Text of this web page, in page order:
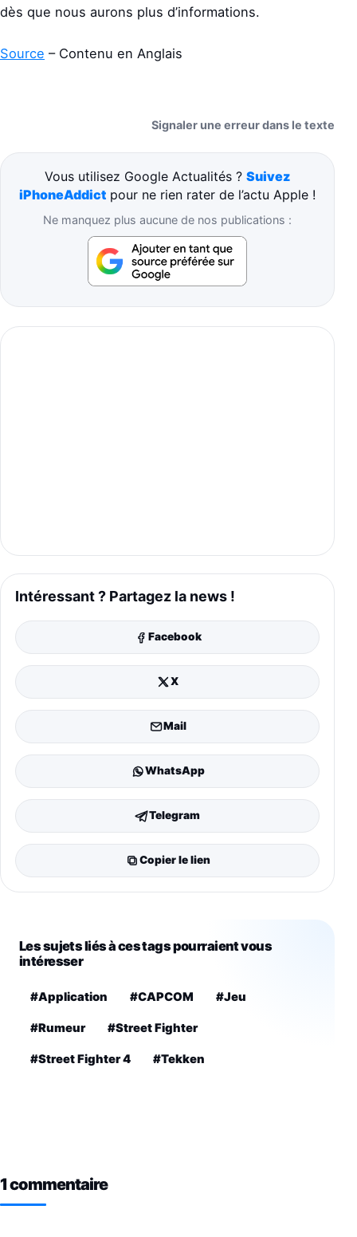
dès que nous aurons plus d’informations.
Source – Contenu en Anglais
Signaler une erreur dans le texte
Vous utilisez Google Actualités ? Suivez
iPhoneAddict pour ne rien rater de l’actu Apple !
Ne manquez plus aucune de nos publications :
Intéressant ? Partagez la news !
Facebook
X
Mail
WhatsApp
Telegram
Copier le lien
Les sujets liés à ces tags pourraient vous
intéresser
#Application #CAPCOM #Jeu
#Rumeur #Street Fighter
#Street Fighter 4 #Tekken
1 commentaire